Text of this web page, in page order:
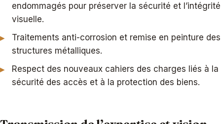
endommagés pour préserver la sécurité et l’intégrité
visuelle.
Traitements anti-corrosion et remise en peinture des
structures métalliques.
Respect des nouveaux cahiers des charges liés à la
sécurité des accès et à la protection des biens.